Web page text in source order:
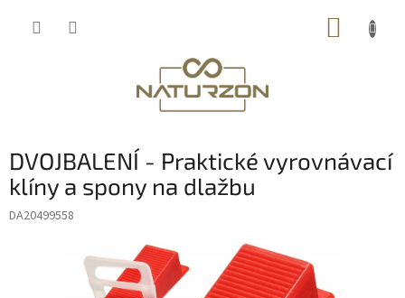
DVOJBALENÍ - Praktické vyrovnávací
klíny a spony na dlažbu
DA20499558